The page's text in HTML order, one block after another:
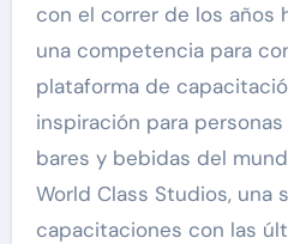
con el correr de los años
una competencia para
plataforma de
inspiración para
bares y bebidas del
World Class Studios, una
capacitaciones con las